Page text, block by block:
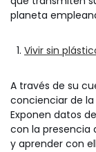
planeta
Vivir sin
A través de su
concienciar de
Exponen datos
con la presencia
y aprender con